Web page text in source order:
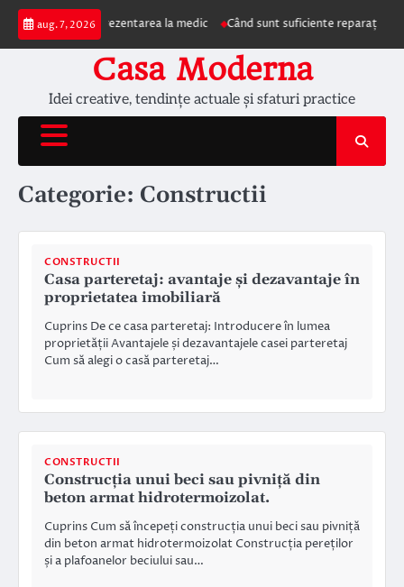
Skip
content
aug. 7, 2026
care impun prezentarea la medic Când sunt suficiente reparațiile de
Casa Moderna
Idei creative, tendințe actuale și sfaturi practice
Categorie: Constructii
CONSTRUCTII
Casa parteretaj: avantaje și dezavantaje în
proprietatea imobiliară
Cuprins De ce casa parteretaj: Introducere în lumea
proprietății Avantajele și dezavantajele casei parteretaj
Cum să alegi o casă parteretaj…
CONSTRUCTII
Construcția unui beci sau pivniță din
beton armat hidrotermoizolat.
Cuprins Cum să începeți construcția unui beci sau pivniță
din beton armat hidrotermoizolat Construcția pereților
și a plafoanelor beciului sau…